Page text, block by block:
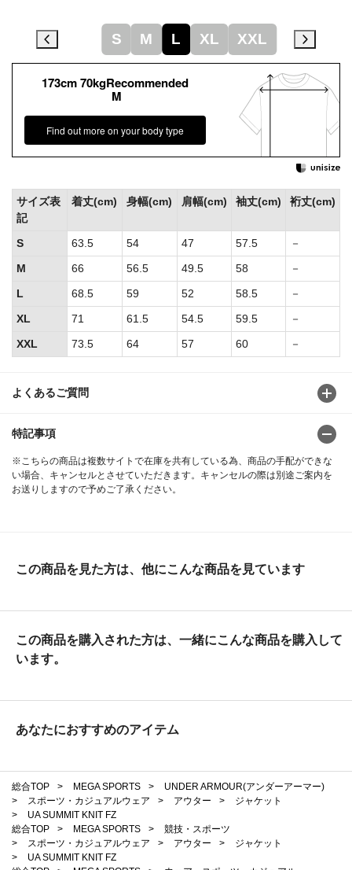
よくあるご質問
特記事項
※こちらの商品は複数サイトで在庫を共有している為、商品の手配ができな
い場合、キャンセルとさせていただきます。キャンセルの際は別途ご案内を
お送りしますので予めご了承ください。
サイズ表
記
着丈(cm) 身幅(cm) 肩幅(cm) 袖丈(cm) 裄丈(cm)
S 63.5 54 47 57.5
－
M
66 56.5 49.5 58
－
L
68.5 59 52 58.5
－
XL
71 61.5 54.5 59.5
－
XXL
73.5 64 57 60 －
173cm 70kgRecommended
M
Find out more on your body type
S M L XL XXL
この商品を見た方は、他にこんな商品を見ています
この商品を購入された方は、一緒にこんな商品を購入して
います。
あなたにおすすめのアイテム
総合TOP > MEGA SPORTS >
UNDER ARMOUR(アンダーアーマー)
>
スポーツ・カジュアルウェア > アウター >
ジャケット
>
UA SUMMIT KNIT FZ
総合TOP
> MEGA SPORTS >
競技・スポーツ
>
スポーツ・カジュアルウェア > アウター >
ジャケット
>
UA SUMMIT KNIT FZ